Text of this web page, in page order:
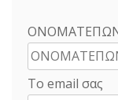
Το email σας